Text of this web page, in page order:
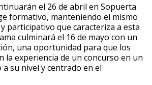
el 26 de abril en Sopuerta
formativo, manteniendo el mismo
participativo que caracteriza a esta
culminará el 16 de mayo con un
una oportunidad para que los
la experiencia de un concurso en un
su nivel y centrado en el